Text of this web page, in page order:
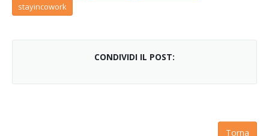
stayincowork
CONDIVIDI IL POST:
Torna